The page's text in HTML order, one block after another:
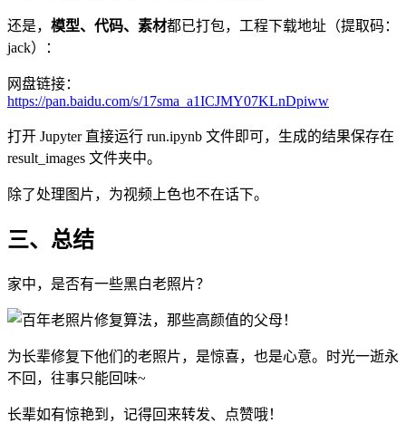
还是， 模型、代码、素材都已打包，工程下载地址（提取码：
jack）：
网盘链接：
https://pan.baidu.com/s/17sma_a1ICJMY07KLnDpiww
打开 Jupyter 直接运行 run.ipynb 文件即可，生成的结果保存在
result_images 文件夹中。
除了处理图片，为视频上色也不在话下。
三、总结
家中，是否有一些黑白老照片？
为长辈修复下他们的老照片，是惊喜，也是心意。时光一逝永
不回，往事只能回味~
长辈如有惊艳到，记得回来转发、点赞哦！